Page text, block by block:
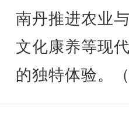
南丹推进农业
文化康养等现
的独特体验。（